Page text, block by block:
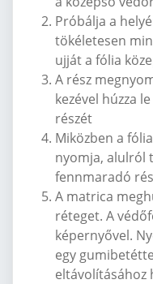
Próbálja a
tökéletesen
ujját a fólia
A rész
kezével húzza
részét
Miközben a
nyomja, alulról
fennmaradó
A matrica
réteget. A
képernyővel.
egy
eltávolításához